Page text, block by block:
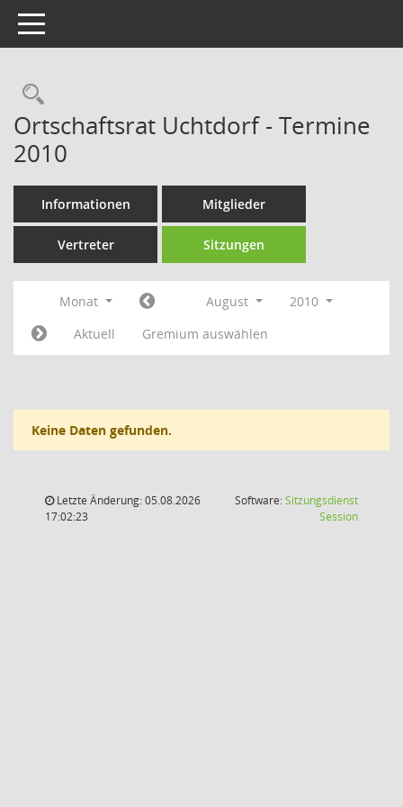
Toggle navigation
Rechercheauswahl
Ortschaftsrat Uchtdorf - Termine
2010
Informationen Mitglieder
Vertreter Sitzungen
Monat August
2010
Aktuell
Gremium auswählen
Keine Daten gefunden.
Letzte Änderung: 05.08.2026
17:02:23
Software:Sitzungsdienst
Session(Wird in